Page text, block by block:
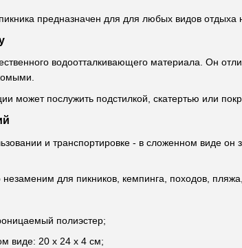
предназначен для для любых видов отдыха
водоотталкивающего материала. Он
может послужить подстилкой, скатертью или
и транспортировке - в сложенном виде
незаменим для пикников, кемпинга, походов,
полиэстер;
виде: 20 х 24 х 4 см;